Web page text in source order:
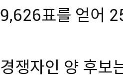
9,626표를 얻어
경쟁자인 양 후보